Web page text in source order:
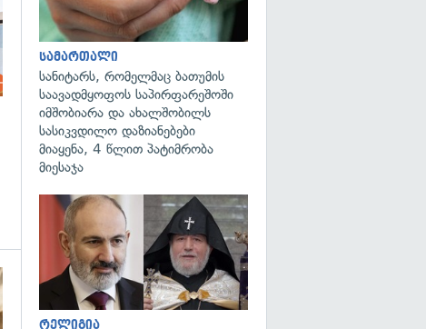
სამართალი
სანიტარს, რომელმაც ბათუმის
საავადმყოფოს საპირფარეშოში
იმშობიარა და ახალშობილს
სასიკვდილო დაზიანებები
მიაყენა, 4 წლით პატიმრობა
მიესაჯა
რელიგია